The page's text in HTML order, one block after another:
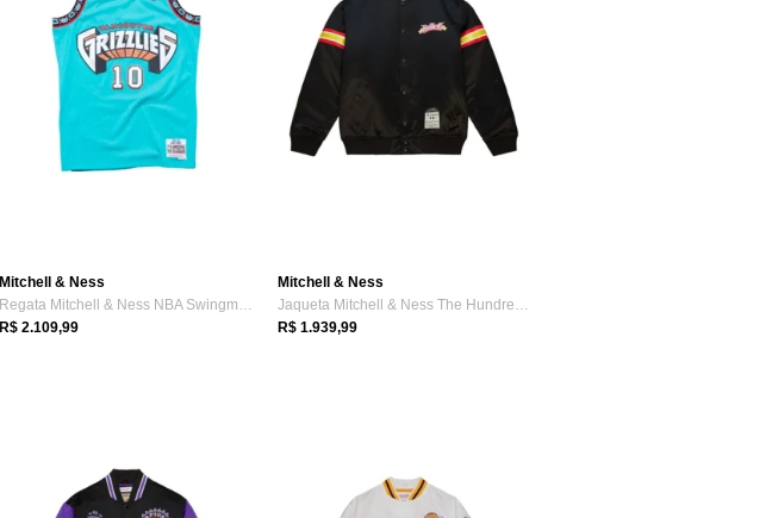
Mitchell & Ness
Regata Mitchell & Ness NBA Swingman Jers...
R$ 2.109,99
Mitchell & Ness
Jaqueta Mitchell & Ness The Hundreds Sat...
R$ 1.939,99